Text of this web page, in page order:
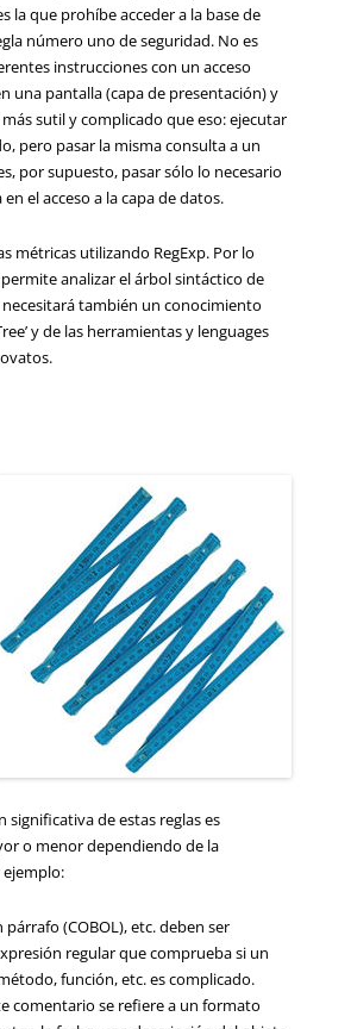
la que prohíbe acceder a la base de
número uno de seguridad. No es
instrucciones con un acceso
una pantalla (capa de presentación) y
sutil y complicado que eso: ejecutar
pero pasar la misma consulta a un
por supuesto, pasar sólo lo necesario
el acceso a la capa de datos.
métricas utilizando RegExp. Por lo
analizar el árbol sintáctico de
necesitará también un conocimiento
y de las herramientas y lenguages
de estas reglas es
o menor dependiendo de la
(COBOL), etc. deben ser
regular que comprueba si un
función, etc. es complicado.
comentario se refiere a un formato